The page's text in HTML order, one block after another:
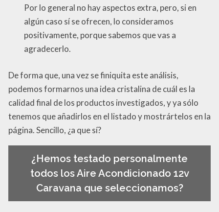
Por lo general no hay aspectos extra, pero, si en
algún caso sí se ofrecen, lo consideramos
positivamente, porque sabemos que vas a
agradecerlo.
De forma que, una vez se finiquita este análisis,
podemos formarnos una idea cristalina de cuál es la
calidad final de los productos investigados, y ya sólo
tenemos que añadirlos en el listado y mostrártelos en la
página. Sencillo, ¿a que sí?
¿Hemos testado personalmente
todos los Aire Acondicionado 12v
Caravana que seleccionamos?